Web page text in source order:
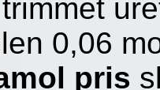
0,06
pris